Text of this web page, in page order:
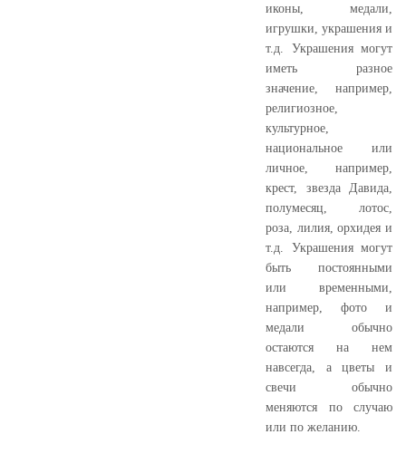
иконы, медали,
игрушки, украшения и
т.д. Украшения могут
иметь разное
значение, например,
религиозное,
культурное,
национальное или
личное, например,
крест, звезда Давида,
полумесяц, лотос,
роза, лилия, орхидея и
т.д. Украшения могут
быть постоянными
или временными,
например, фото и
медали обычно
остаются на нем
навсегда, а цветы и
свечи обычно
меняются по случаю
или по желанию.